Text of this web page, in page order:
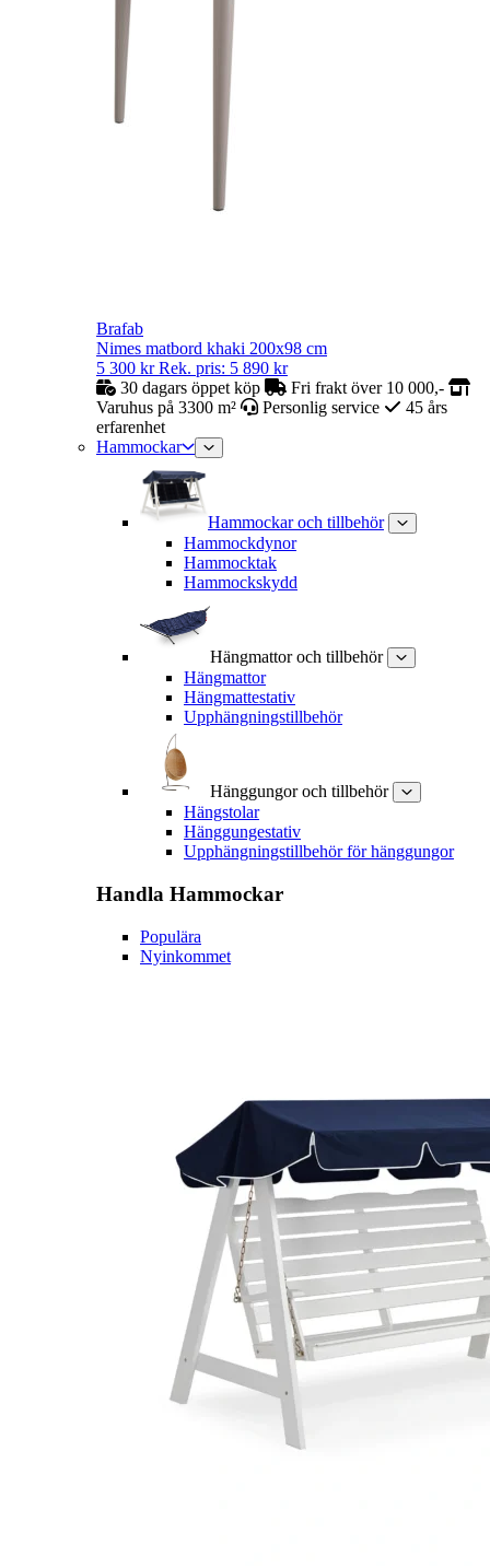
Brafab
Nimes matbord khaki 200x98 cm
5 300 kr Rek. pris: 5 890 kr
30 dagars öppet köp
Fri frakt över 10 000,-
Varuhus på 3300 m²
Personlig service
45 års
erfarenhet
Hammockar
Hammockar och tillbehör
Hammockdynor
Hammocktak
Hammockskydd
Hängmattor och tillbehör
Hängmattor
Hängmattestativ
Upphängningstillbehör
Hänggungor och tillbehör
Hängstolar
Hänggungestativ
Upphängningstillbehör för hänggungor
Handla Hammockar
Populära
Nyinkommet